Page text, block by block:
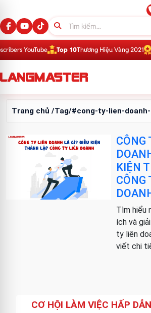
YouTube Top 10 Thương Hiệu Vàng 2021
Trang chủ /Tag/#cong-ty-lien-
CÔNG
KIỆN
CÔNG
Tìm hiểu
ích và
ty liên
viết chi
CƠ HỘI LÀM VIỆC HẤP